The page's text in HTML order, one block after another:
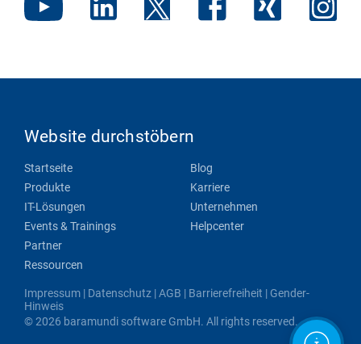
Website durchstöbern
Startseite
Produkte
IT-Lösungen
Events & Trainings
Partner
Ressourcen
Blog
Karriere
Unternehmen
Helpcenter
Impressum | Datenschutz |AGB | Barrierefreiheit | Gender-
Hinweis
© 2026 baramundi software GmbH. All rights reserved.